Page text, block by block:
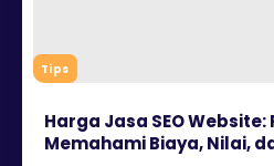
Tips
Harga Jasa SEO
Memahami Biaya, Nilai,